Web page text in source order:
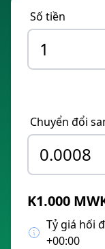
Số tiền
Chuyển đổi
K1.000
Tỷ giá hối
+00:00